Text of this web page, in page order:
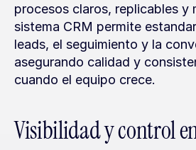
procesos claros, replicables y
sistema CRM permite
leads, el seguimiento y la
asegurando calidad y
cuando el equipo crece.
Visibilidad y control